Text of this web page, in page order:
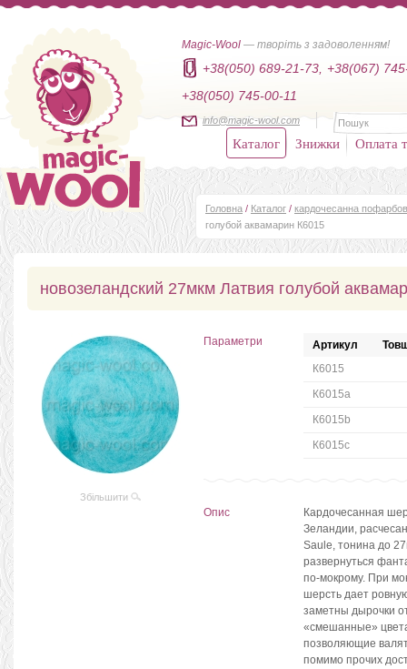
Magic-Wool — творіть з задоволенням!
+38(050) 689-21-73,
+38(067)
+38(050) 745-00-11
info@magic-wool.com
Каталог Знижки Оплата
Головна / Каталог / кардочесанна
голубой аквамарин К6015
новозеландский 27мкм Латвия голубой
Збільшити
Параметри Артикул
К6015
К6015a
К6015b
К6015c
Опис
Кардочесанная
Зеландии,
Saule, тонина до
развернуться
по-мокрому. При
шерсть дает
заметны дырочки
«смешанные»
позволяющие
помимо прочих